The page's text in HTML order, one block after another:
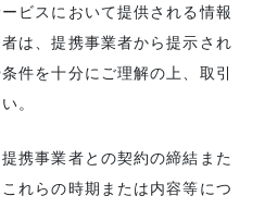
ビスにおいて提供される情報
は、提携事業者から提示され
件を十分にご理解の上、取引
。
携事業者との契約の締結また
れらの時期または内容等につ